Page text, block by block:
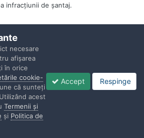
infracțiunii de șantaj.
în Centrul de Reținere și Arestare
urmând ca mâine, 01 aprilie a.c., să
propunerea de arestare preventivă.
a.c., peste 70 de poliţişti ai
al Judeţului Ialomiţa, sub coordonarea
Judecătoria Slobozia, au efectuat 10
societăţi comerciale şi la locuinţele
specializate în şantaj și
necesare
afişarea
în orice
cookie-
că sunteţi
acest
Termenii şi
şi Politica de
Accept Respinge